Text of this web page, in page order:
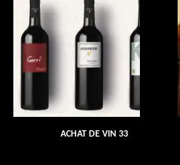
ACHAT DE VIN 33